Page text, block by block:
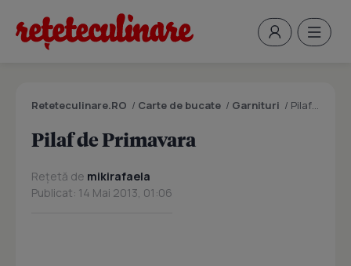
Reteteculinare.RO / Carte de bucate / Garnituri / Pilaf de Primavara
Pilaf de Primavara
Rețetă de mikirafaela
Publicat: 14 Mai 2013, 01:06